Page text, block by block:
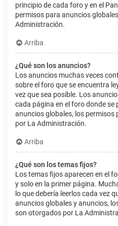
principio de cada foro y en el
permisos para anuncios
Administración.
Arriba
¿Qué son los anuncios?
Los anuncios muchas veces
sobre el foro que se encuentra
vez que sea posible. Los
cada página en el foro donde se
anuncios globales, los
por La Administración.
Arriba
¿Qué son los temas fijos?
Los temas fijos aparecen en el
y solo en la primer página.
lo que debería leerlos cada vez
anuncios globales y anuncios,
son otorgados por La